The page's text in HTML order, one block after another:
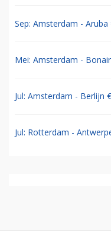
Sep: Amsterdam - Aruba
Mei: Amsterdam -
Jul: Amsterdam - Berlijn
Jul: Rotterdam -